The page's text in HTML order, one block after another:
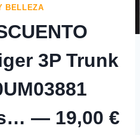
BELLEZA
3P Trunk
— 19,00 €